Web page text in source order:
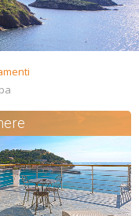
FRA
DAN
ESP
SLO